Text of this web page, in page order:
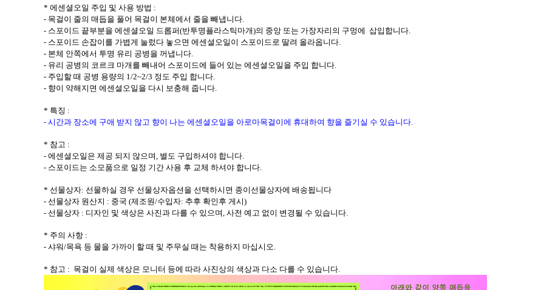
* 에센셜오일 주입 및 사용 방법 :
- 목걸이 줄의 매듭을 풀어 목걸이 본체에서 줄을 빼냅니다.
- 스포이드 끝부분을 에센셜오일 드롭퍼(반투명플라스틱마개)의 중앙 또는 가장자리의 구멍에 삽입합니다.
- 스포이드 손잡이를 가볍게 눌렀다 놓으면 에센셜오일이 스포이드로 딸려 올라옵니다.
- 본체 안쪽에서 투명 유리 공병을 꺼냅니다.
- 유리 공병의 코르크 마개를 빼내어 스포이드에 들어 있는 에센셜오일을 주입 합니다.
- 주입할 때 공병 용량의 1/2~2/3 정도 주입 합니다.
- 향이 약해지면 에센셜오일을 다시 보충해 줍니다.
* 특징 :
- 시간과 장소에 구애 받지 않고 향이 나는 에센셜오일을 아로마목걸이에 휴대하여 향을 즐기실 수 있습니다.
* 참고 :
- 에센셜오일은 제공 되지 않으며, 별도 구입하셔야 합니다.
- 스포이드는 소모품으로 일정 기간 사용 후 교체 하셔야 합니다.
* 선물상자: 선물하실 경우 선물상자옵션을 선택하시면 종이선물상자에 배송됩니다
- 선물상자 원산지 : 중국 (제조원/수입자: 추후 확인후 게시)
- 선물상자 : 디자인 및 색상은 사진과 다를 수 있으며, 사전 예고 없이 변경될 수 있습니다.
* 주의 사항 :
- 샤워/목욕 등 물을 가까이 할 때 및 주무실 때는 착용하지 마십시오.
* 참고 : 목걸이 실제 색상은 모니터 등에 따라 사진상의 색상과 다소 다를 수 있습니다.